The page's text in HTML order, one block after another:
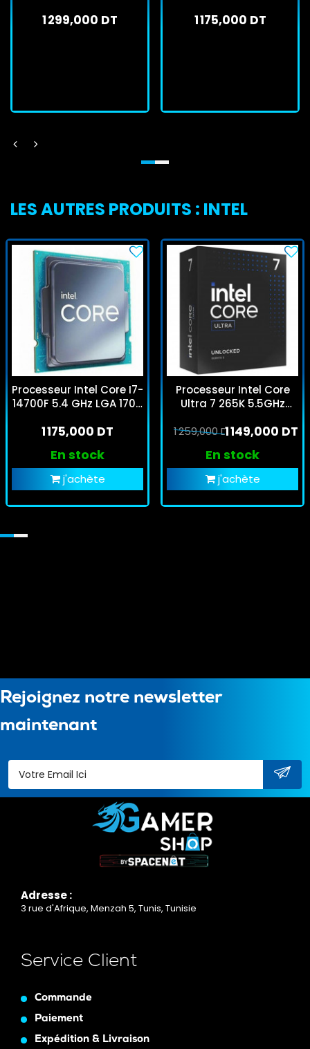
1 299,000 DT 1 175,000 DT
LES AUTRES PRODUITS : INTEL
Processeur Intel Core I7-
14700F 5.4 GHz LGA 1700
1 175,000 DT
En stock
j'achète
Processeur Intel Core
Ultra 7 265K 5.5GHz
1 149,000 DT
1 259,000 DT
En stock
j'achète
Rejoignez notre newsletter
maintenant
Adresse :
3 rue d'Afrique, Menzah 5, Tunis, Tunisie
Service Client
Commande
Paiement
Expédition & Livraison